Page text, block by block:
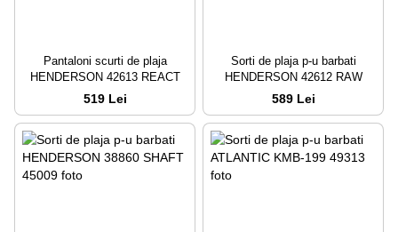
Pantaloni scurti de plaja
HENDERSON 42613 REACT
519 Lei
Sorti de plaja p-u barbati
HENDERSON 42612 RAW
589 Lei